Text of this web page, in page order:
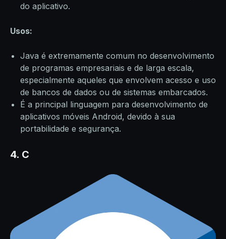
do aplicativo.
Usos:
Java é extremamente comum no desenvolvimento
de programas empresariais e de larga escala,
especialmente aqueles que envolvem acesso e uso
de bancos de dados ou de sistemas embarcados.
É a principal linguagem para desenvolvimento de
aplicativos móveis Android, devido à sua
portabilidade e segurança.
4. C